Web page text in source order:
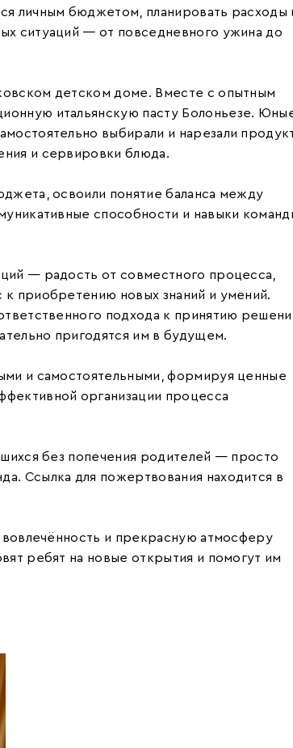
личным бюджетом, планировать расходы
ситуаций — от повседневного ужина до
детском доме. Вместе с опытным
итальянскую пасту Болоньезе.
выбирали и нарезали
и сервировки блюда.
освоили понятие баланса между
способности и навыки
— радость от совместного процесса,
приобретению новых знаний и умений.
подхода к принятию
пригодятся им в будущем.
и самостоятельными, формируя ценные
организации процесса
без попечения родителей — просто
Ссылка для пожертвования находится в
вовлечённость и прекрасную атмосферу
ребят на новые открытия и помогут им